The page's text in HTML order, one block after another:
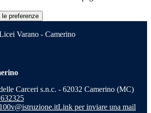
le preferenze
Varano - Camerino
Carceri s.n.c. - 62032 Camerino (MC)
Link per inviare una mail